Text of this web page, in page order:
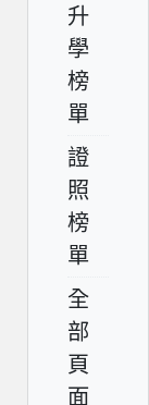
升
學
榜
單
證
照
榜
單
全
部
頁
面